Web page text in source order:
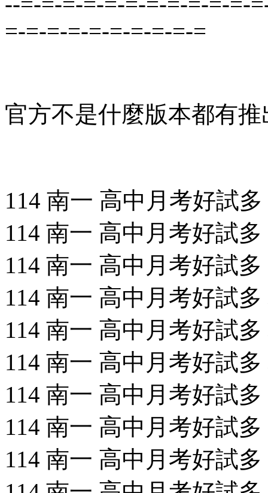
=-=-=-=-=-=-=-=-=-=
官方不是什麼版本都有
114 南一 高中月考好試
114 南一 高中月考好試
114 南一 高中月考好試
114 南一 高中月考好試
114 南一 高中月考好試
114 南一 高中月考好試
114 南一 高中月考好試
114 南一 高中月考好試
114 南一 高中月考好試